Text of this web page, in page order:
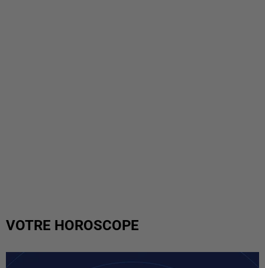
VOTRE HOROSCOPE